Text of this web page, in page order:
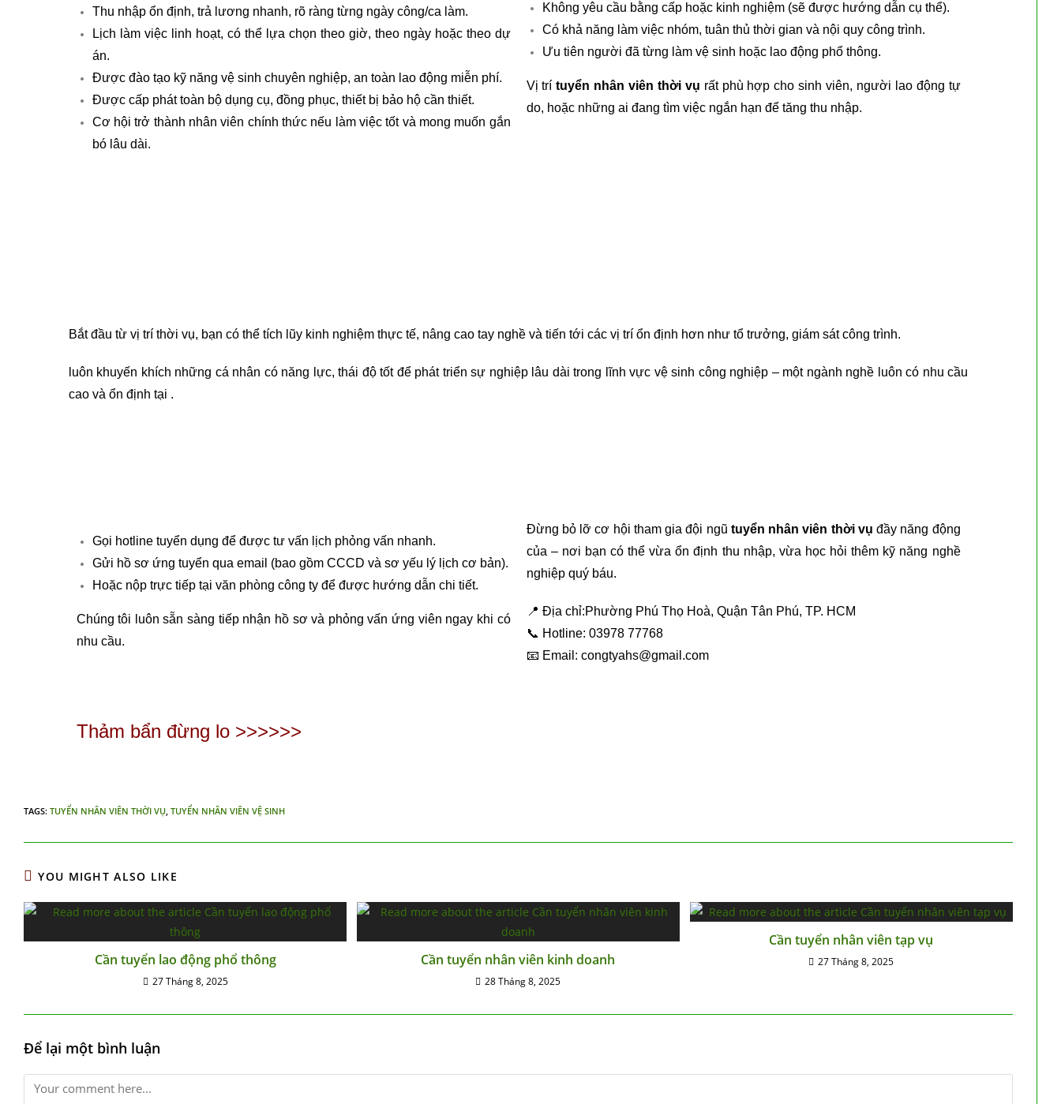
Thu nhập ổn định, trả lương nhanh, rõ ràng từng ngày công/ca làm.
Lịch làm việc linh hoạt, có thể lựa chọn theo giờ, theo ngày hoặc theo dự
án.
Được đào tạo kỹ năng vệ sinh chuyên nghiệp, an toàn lao động miễn phí.
Được cấp phát toàn bộ dụng cụ, đồng phục, thiết bị bảo hộ cần thiết.
Cơ hội trở thành nhân viên chính thức nếu làm việc tốt và mong muốn gắn
bó lâu dài.
Không yêu cầu bằng cấp hoặc kinh nghiệm (sẽ được hướng dẫn cụ thể).
Có khả năng làm việc nhóm, tuân thủ thời gian và nội quy công trình.
Ưu tiên người đã từng làm vệ sinh hoặc lao động phổ thông.
Vị trítuyển nhân viên thời vụ rất phù hợp cho sinh viên, người lao động tự
do, hoặc những ai đang tìm việc ngắn hạn để tăng thu nhập.
Bắt đầu từ vị trí thời vụ, bạn có thể tích lũy kinh nghiệm thực tế, nâng cao tay nghề và tiến tới các vị trí ổn định hơn như tổ trưởng, giám sát công trình.
luôn khuyến khích những cá nhân có năng lực, thái độ tốt để phát triển sự nghiệp lâu dài trong lĩnh vực vệ sinh công nghiệp – một ngành nghề luôn có nhu cầu
cao và ổn định tại .
Gọi hotline tuyển dụng để được tư vấn lịch phỏng vấn nhanh.
Gửi hồ sơ ứng tuyển qua email (bao gồm CCCD và sơ yếu lý lịch cơ bản).
Hoặc nộp trực tiếp tại văn phòng công ty để được hướng dẫn chi tiết.
Chúng tôi luôn sẵn sàng tiếp nhận hồ sơ và phỏng vấn ứng viên ngay khi có
nhu cầu.
Đừng bỏ lỡ cơ hội tham gia đội ngũ tuyển nhân viên thời vụ đầy năng động
của – nơi bạn có thể vừa ổn định thu nhập, vừa học hỏi thêm kỹ năng nghề
nghiệp quý báu.
📍 Địa chỉ:Phường Phú Thọ Hoà, Quận Tân Phú, TP. HCM
📞 Hotline: 03978 77768
📧 Email: congtyahs@gmail.com
Thảm bẩn đừng lo >>>>>>
TAGS: TUYỂN NHÂN VIÊN THỜI VỤ, TUYỂN NHÂN VIÊN VỆ SINH
YOU MIGHT ALSO LIKE
Cần tuyển lao động phổ thông
27 Tháng 8, 2025
Cần tuyển nhân viên kinh doanh
28 Tháng 8, 2025
Cần tuyển nhân viên tạp vụ
27 Tháng 8, 2025
Để lại một bình luận